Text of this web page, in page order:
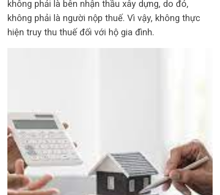
không phải là bên nhận thầu xây dựng, do đó,
không phải là người nộp thuế. Vì vậy, không thực
hiện truy thu thuế đối với hộ gia đình.